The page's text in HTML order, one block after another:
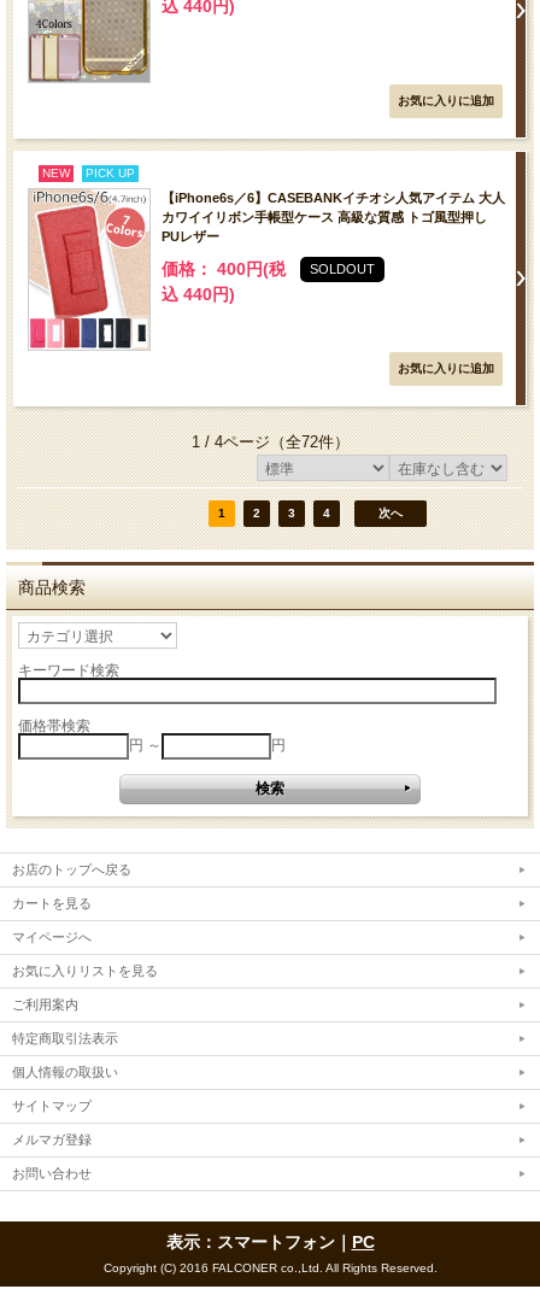
込 440円)
NEW PICK UP
【iPhone6s／6】CASEBANKイチオシ人気アイテム 大人
カワイイリボン手帳型ケース 高級な質感 トゴ風型押し
PUレザー
価格： 400円(税
込 440円)
SOLDOUT
1 / 4ページ（全72件）
1 2 3 4 次へ
商品検索
キーワード検索
価格帯検索
円 ～
円
お店のトップへ戻る
カートを見る
マイページへ
お気に入りリストを見る
ご利用案内
特定商取引法表示
個人情報の取扱い
サイトマップ
メルマガ登録
お問い合わせ
表示：スマートフォン｜ PC
Copyright (C) 2016 FALCONER co.,Ltd. All Rights Reserved.